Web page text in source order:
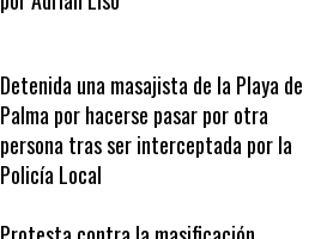
El Mallorca prepara su primera oferta
Detenida una masajista de la Playa de
Palma por hacerse pasar por otra
persona tras ser interceptada por la
Policía Local